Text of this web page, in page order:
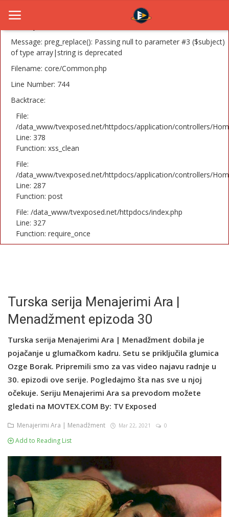
A PHP Error was encountered
Message: preg_replace(): Passing null to parameter #3 ($subject)
of type array|string is deprecated
Filename: core/Common.php
Line Number: 744
Backtrace:
File:
/data_www/tvexposed.net/httpdocs/application/controllers/
Line: 378
Function: xss_clean
File:
/data_www/tvexposed.net/httpdocs/application/controllers/
Line: 287
Function: post
File: /data_www/tvexposed.net/httpdocs/index.php
Line: 327
Function: require_once
Home
TV Serije
Filmovi
Glumci
Contact
Register
Turska serija Menajerimi Ara |
Menadžment epizoda 30
Turska serija Menajerimi Ara | Menadžment dobila je
pojačanje u glumačkom kadru. Setu se priključila glumica
Ozge Borak. Pripremili smo za vas video najavu radnje u
30. epizodi ove serije. Pogledajmo šta nas sve u njoj
očekuje. Seriju Menajerimi Ara sa prevodom možete
gledati na MOVTEX.COM By: TV Exposed
Menajerimi Ara | Menadžment Mar 22, 2021 0
Add to Reading List